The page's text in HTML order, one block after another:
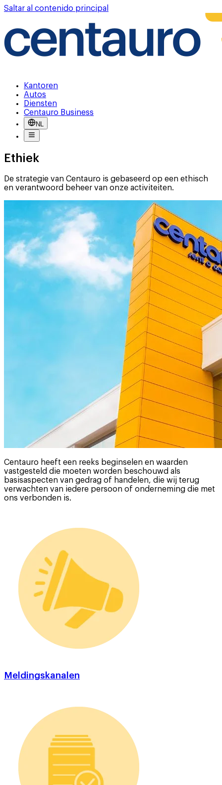
Saltar al contenido principal
Kantoren
Autos
Diensten
Centauro Business
NL
Ethiek
De strategie van Centauro is gebaseerd op een ethisch
en verantwoord beheer van onze activiteiten.
Centauro heeft een reeks beginselen en waarden
vastgesteld die moeten worden beschouwd als
basisaspecten van gedrag of handelen, die wij terug
verwachten van iedere persoon of onderneming die met
ons verbonden is.
Meldingskanalen